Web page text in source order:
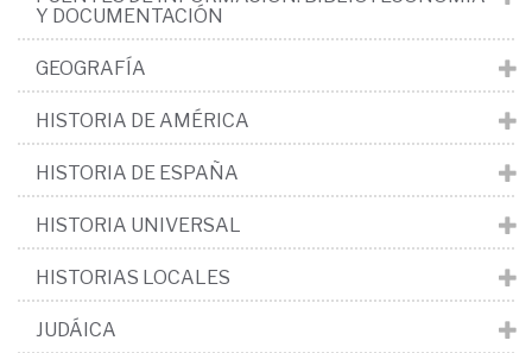
Y DOCUMENTACIÓN
GEOGRAFÍA
HISTORIA DE AMÉRICA
HISTORIA DE ESPAÑA
HISTORIA UNIVERSAL
HISTORIAS LOCALES
JUDÁICA